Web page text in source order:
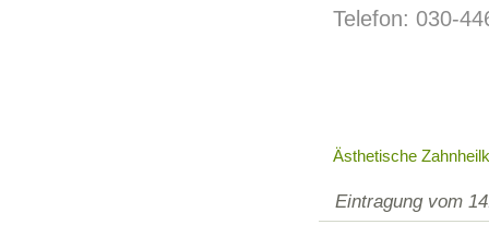
Telefon: 030-
Ästhetische
Eintragung vom